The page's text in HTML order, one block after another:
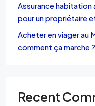
Assurance
pour un propriétaire
Acheter en viager au
comment ça marche ?
Recent